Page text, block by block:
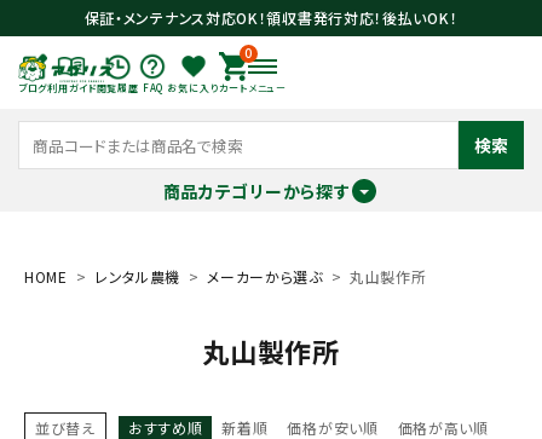
保証・メンテナンス対応OK！領収書発行対応！後払いOK！
ブログ利用ガイド閲覧履歴 FAQ お気に入り
0
カート メニュー
検索
商品カテゴリーから探す
meeting_room ログイン person 会員登録
search
HOME レンタル農機 メーカーから選ぶ 丸山製作所
丸山製作所
並び替え おすすめ順 新着順 価格が安い順 価格が高い順